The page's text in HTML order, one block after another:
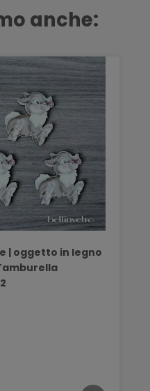
anche:
| oggetto in legno